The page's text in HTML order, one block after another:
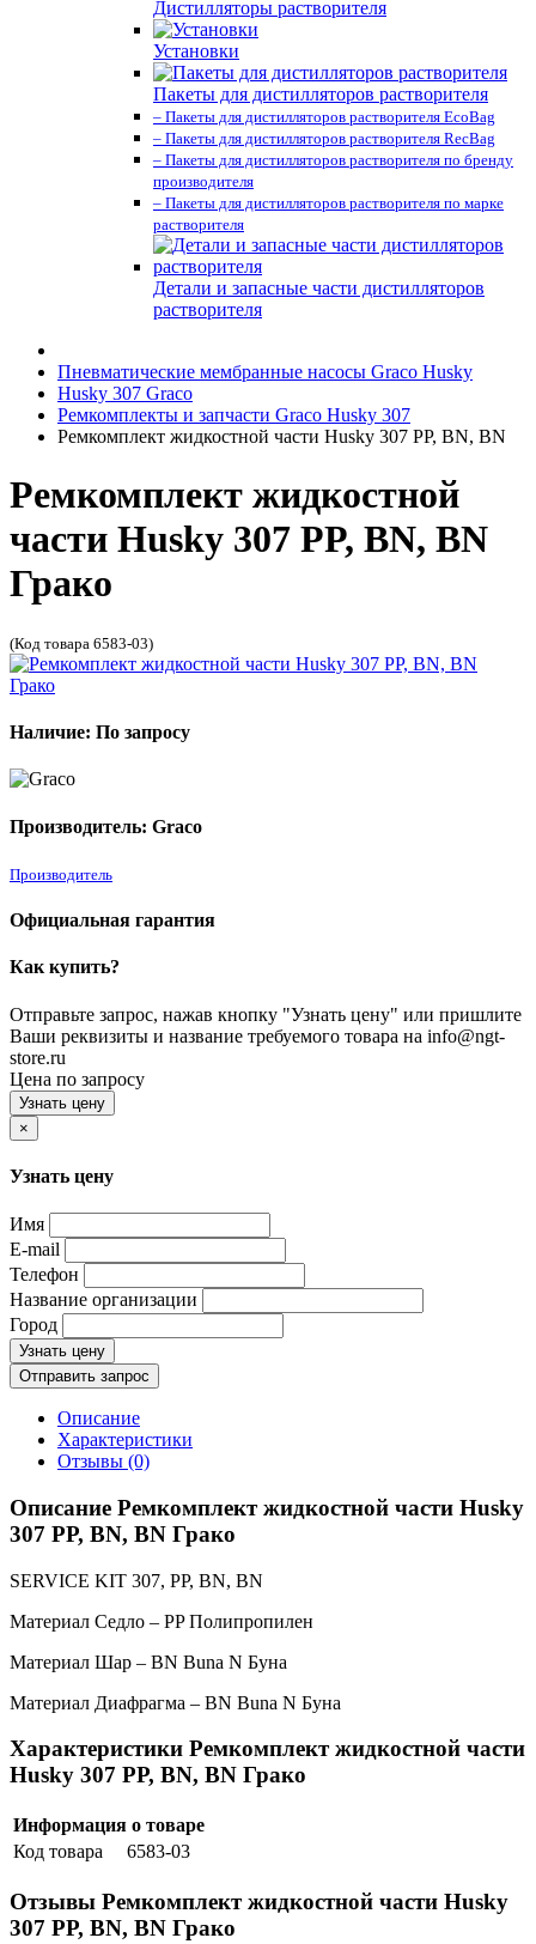
Дистилляторы растворителя
Установки
Пакеты для дистилляторов растворителя
– Пакеты для дистилляторов растворителя EcoBag
– Пакеты для дистилляторов растворителя RecBag
– Пакеты для дистилляторов растворителя по бренду
производителя
– Пакеты для дистилляторов растворителя по марке
растворителя
Детали и запасные части дистилляторов
растворителя
Пневматические мембранные насосы Graco Husky
Husky 307 Graco
Ремкомплекты и запчасти Graco Husky 307
Ремкомплект жидкостной части Husky 307 PP, BN, BN
Ремкомплект жидкостной
части Husky 307 PP, BN, BN
Грако
(Код товара 6583-03)
Наличие: По запросу
Производитель: Graco
Производитель
Официальная гарантия
Как купить?
Отправьте запрос, нажав кнопку "Узнать цену" или пришлите
Ваши реквизиты и название требуемого товара на info@ngt-
store.ru
Цена по запросу
Узнать цену
×
Узнать цену
Имя
E-mail
Телефон
Название организации
Город
Узнать цену
Отправить запрос
Описание
Характеристики
Отзывы (0)
Описание Ремкомплект жидкостной части Husky
307 PP, BN, BN Грако
SERVICE KIT 307, PP, BN, BN
Материал Седло – PP Полипропилен
Материал Шар – BN Buna N Буна
Материал Диафрагма – BN Buna N Буна
Характеристики Ремкомплект жидкостной части
Husky 307 PP, BN, BN Грако
Информация о товаре
Код товара
6583-03
Отзывы Ремкомплект жидкостной части Husky
307 PP, BN, BN Грако